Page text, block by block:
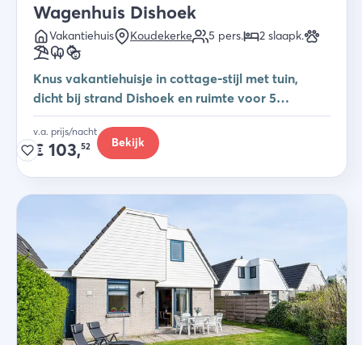
Wagenhuis Dishoek
Vakantiehuis Koudekerke 5 pers. 2 slaapk.
Knus vakantiehuisje in cottage-stijl met tuin,
dicht bij strand Dishoek en ruimte voor 5
personen en de hond welkom.
v.a. prijs/nacht
€ 103,52 Bekijk